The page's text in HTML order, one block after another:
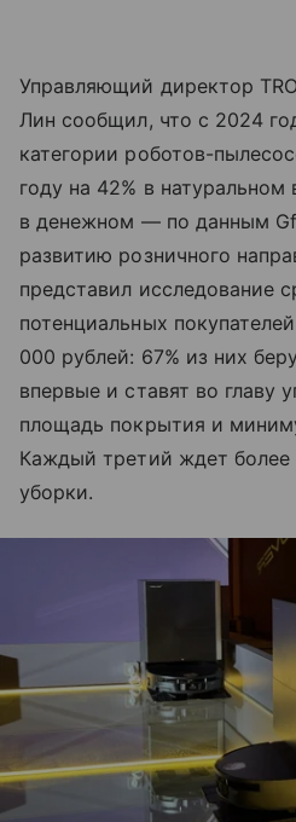
Управляющий директор
Лин сообщил, что с 2024
категории роботов-
году на 42% в
в денежном — по данным
развитию розничного
представил исследование
потенциальных
000 рублей: 67% из них
впервые и ставят во главу
площадь покрытия и
Каждый третий ждет
уборки.